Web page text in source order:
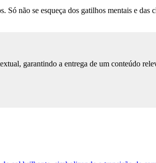
não se esqueça dos gatilhos mentais e das
garantindo a entrega de um conteúdo